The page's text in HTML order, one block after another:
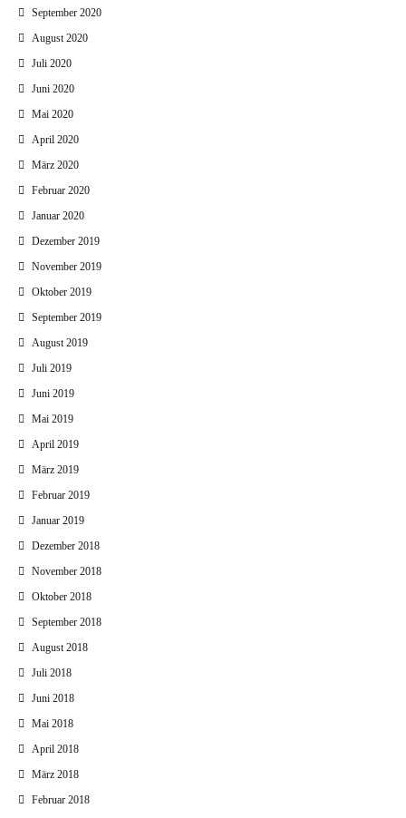
September 2020
August 2020
Juli 2020
Juni 2020
Mai 2020
April 2020
März 2020
Februar 2020
Januar 2020
Dezember 2019
November 2019
Oktober 2019
September 2019
August 2019
Juli 2019
Juni 2019
Mai 2019
April 2019
März 2019
Februar 2019
Januar 2019
Dezember 2018
November 2018
Oktober 2018
September 2018
August 2018
Juli 2018
Juni 2018
Mai 2018
April 2018
März 2018
Februar 2018